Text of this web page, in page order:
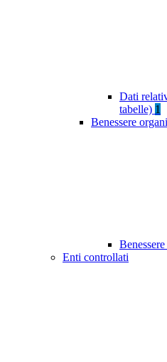
Dati
tabelle) 1
Benessere
Enti controllati